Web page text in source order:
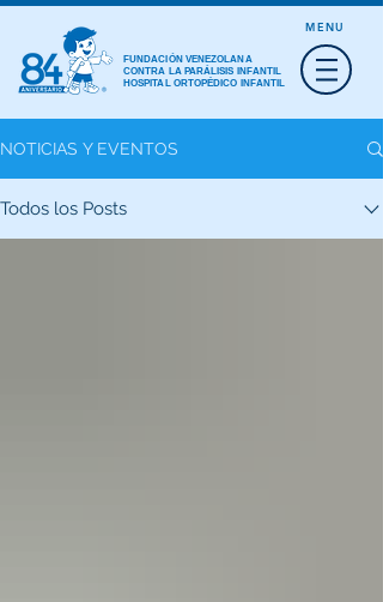
MENU
FUNDACIÓN VENEZOLANA
CONTRA LA PARÁLISIS INFANTIL
HOSPITAL ORTOPÉDICO INFANTIL
NOTICIAS Y EVENTOS
Todos los Posts